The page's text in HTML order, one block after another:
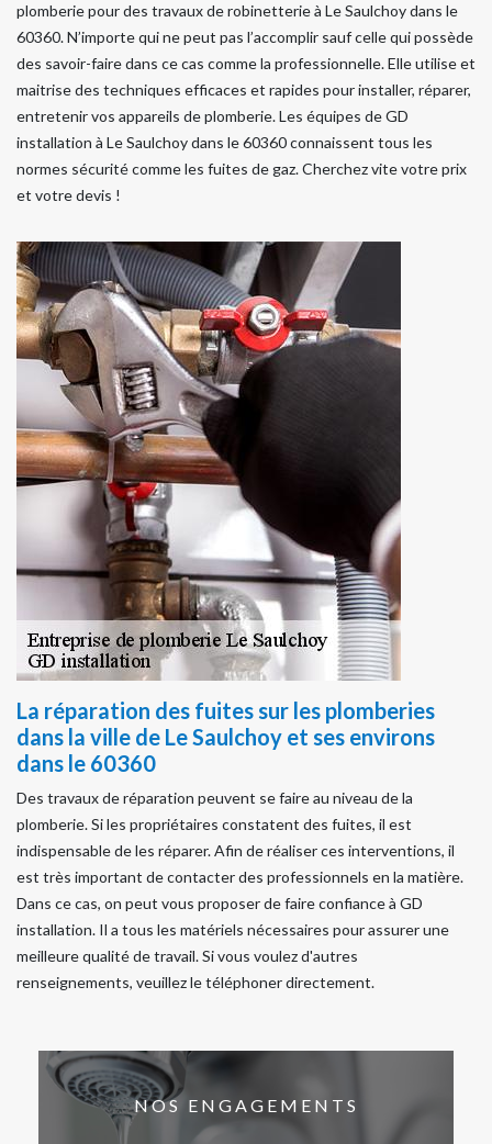
plomberie pour des travaux de robinetterie à Le Saulchoy dans le
60360. N’importe qui ne peut pas l’accomplir sauf celle qui possède
des savoir-faire dans ce cas comme la professionnelle. Elle utilise et
maitrise des techniques efficaces et rapides pour installer, réparer,
entretenir vos appareils de plomberie. Les équipes de GD
installation à Le Saulchoy dans le 60360 connaissent tous les
normes sécurité comme les fuites de gaz. Cherchez vite votre prix
et votre devis !
La réparation des fuites sur les plomberies
dans la ville de Le Saulchoy et ses environs
dans le 60360
Des travaux de réparation peuvent se faire au niveau de la
plomberie. Si les propriétaires constatent des fuites, il est
indispensable de les réparer. Afin de réaliser ces interventions, il
est très important de contacter des professionnels en la matière.
Dans ce cas, on peut vous proposer de faire confiance à GD
installation. Il a tous les matériels nécessaires pour assurer une
meilleure qualité de travail. Si vous voulez d'autres
renseignements, veuillez le téléphoner directement.
NOS ENGAGEMENTS